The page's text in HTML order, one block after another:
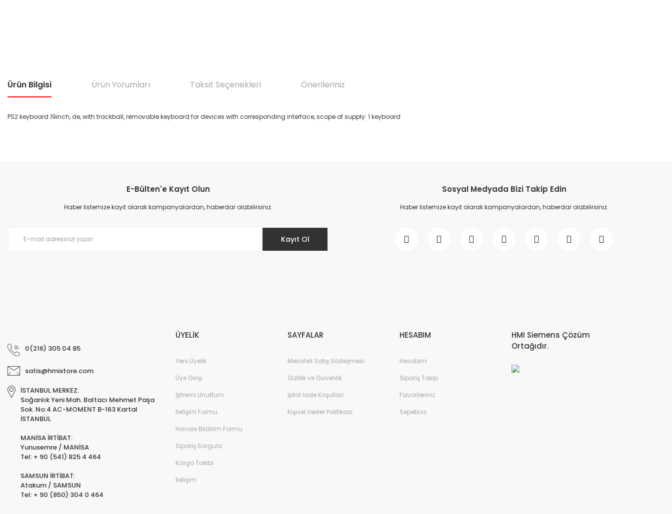
Ürün Bilgisi Ürün Yorumları Taksit Seçenekleri Önerileriniz
PS2 keyboard 19inch, de, with trackball, removable keyboard for devices with corresponding interface, scope of supply: 1 keyboard
Ürün resmi kalitesiz, bozuk veya görüntülenemiyor.
Ürün açıklamasında eksik bilgiler bulunuyor.
E-Bülten'e Kayıt Olun
Haber listemize kayıt olarak kampanyalardan, haberdar olabilirsiniz.
Kayıt Ol
Sosyal Medyada Bizi Takip Edin
Haber listemize kayıt olarak kampanyalardan, haberdar olabilirsiniz.
0(216) 305 04 85
satis@hmistore.com
İSTANBUL MERKEZ:
Soğanlık Yeni Mah. Baltacı Mehmet Paşa
Sok. No:4 AC-MOMENT B-163 Kartal
İSTANBUL
MANİSA İRTİBAT:
Yunusemre / MANİSA
Tel: + 90 (541) 825 4 464
SAMSUN İRTİBAT:
Atakum / SAMSUN
Tel: + 90 (850) 304 0 464
ÜYELİK
Yeni Üyelik
Üye Girişi
Şifremi Unuttum
İletişim Formu
Havale Bildirim Formu
Sipariş Sorgula
Kargo Takibi
İletişim
SAYFALAR
Mesafeli Satış Sözleşmesi
Gizlilik ve Güvenlik
İptal İade Koşullari
Kişisel Veriler Politikası
HESABIM
Hesabım
Sipariş Takip
Favorileriniz
Sepetiniz
HMI Siemens Çözüm
Ortağıdır.